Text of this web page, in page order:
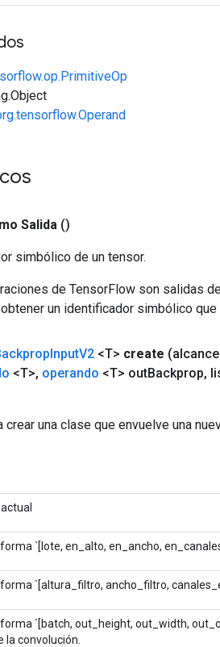
Salida ()
simbólico de un tensor.
de TensorFlow son salidas
un identificador simbólico
InputV2 <T> create
<T>, operando <T> outBackprop,
una clase que envuelve una
`[lote, en_alto, en_ancho,
`[altura_filtro, ancho_filtro,
`[batch, out_height, out_width,
la convolución.